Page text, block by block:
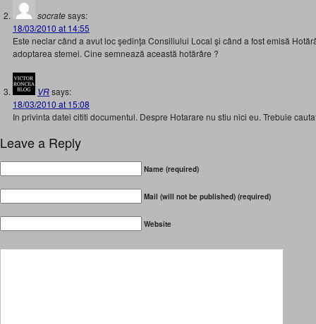
socratesays:
18/03/2010 at 14:55
Este neclar când a avut loc şedinţa Consiliului Local şi când a fost emisă
adoptarea stemei. Cine semnează această hotărâre ?
VRsays:
18/03/2010 at 15:08
In privinta datei cititi documentul. Despre Hotarare nu stiu nici eu. Trebuie
Leave a Reply
Name (required)
Mail (will not be published) (required)
Website